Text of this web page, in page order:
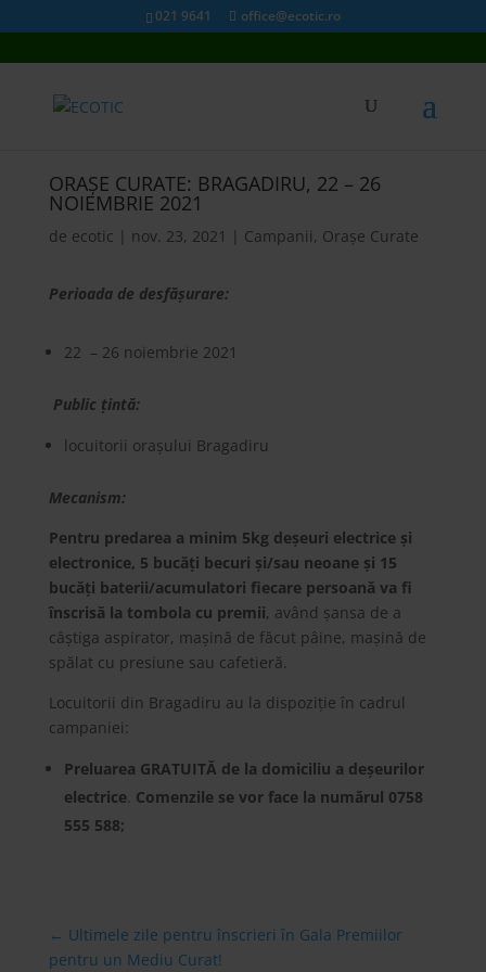
021 9641 office@ecotic.ro
ORAȘE CURATE: BRAGADIRU, 22 – 26
NOIEMBRIE 2021
de ecotic | nov. 23, 2021 | Campanii, Orașe Curate
Perioada de desfășurare:
22 – 26 noiembrie 2021
Public țintă:
locuitorii orașului Bragadiru
Mecanism:
Pentru predarea a minim 5kg deșeuri electrice și
electronice, 5 bucăți becuri și/sau neoane și 15
bucăți baterii/acumulatori fiecare persoană va fi
înscrisă la tombola cu premii, având șansa de a
câștiga aspirator, mașină de făcut pâine, mașină de
spălat cu presiune sau cafetieră.
Locuitorii din Bragadiru au la dispoziție în cadrul
campaniei:
Preluarea GRATUITĂ de la domiciliu a deșeurilor
electrice. Comenzile se vor face la numărul 0758
555 588;
← Ultimele zile pentru înscrieri în Gala Premiilor
pentru un Mediu Curat!